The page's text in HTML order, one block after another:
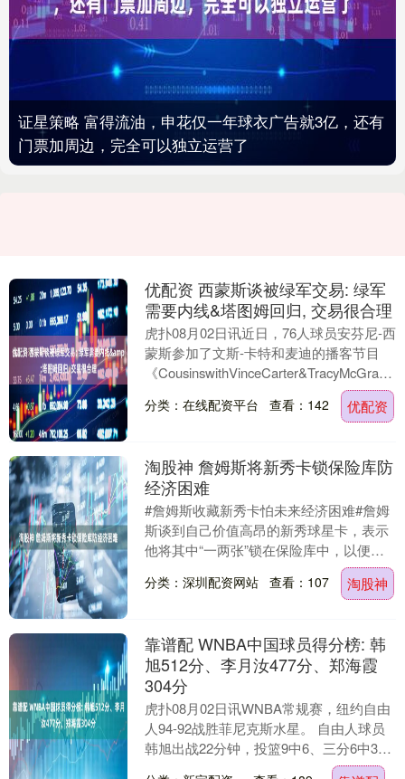
证星策略 富得流油，申花仅一年球衣广告就3亿，还有
门票加周边，完全可以独立运营了
优配资 西蒙斯谈被绿军交易: 绿军
需要内线&塔图姆回归, 交易很合理
虎扑08月02日讯近日，76人球员安芬尼-西
蒙斯参加了文斯-卡特和麦迪的播客节目
《CousinswithVinceCarter&TracyMcGrady
分类：在线配资平台 查看：142 优配资
淘股神 詹姆斯将新秀卡锁保险库防
经济困难
#詹姆斯收藏新秀卡怕未来经济困难#詹姆
斯谈到自己价值高昂的新秀球星卡，表示
他将其中“一两张”锁在保险库中，以便自
己未来遇到经济困难时仍有所保障。 詹姆
斯所指的是....
分类：深圳配资网站 查看：107 淘股神
靠谱配 WNBA中国球员得分榜: 韩
旭512分、李月汝477分、郑海霞
304分
虎扑08月02日讯WNBA常规赛，纽约自由
人94-92战胜菲尼克斯水星。 自由人球员
韩旭出战22分钟，投篮9中6、三分6中3、
罚球2中2得到17分6篮板1助攻。....